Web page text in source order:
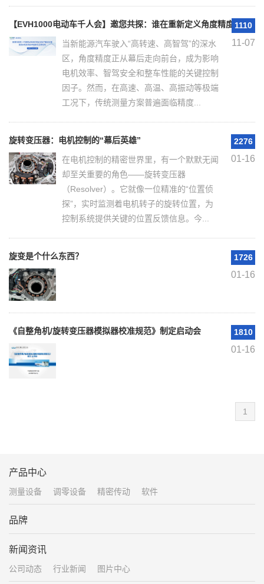
1110
11-07
【EVH1000电动车千人会】邀您共探：谁在重新定义角度精度？
当新能源汽车驶入“高转速、高智驾”的深水
区，角度精度正从幕后走向前台，成为影响
电机效率、智驾安全和整车性能的关键控制
因子。然而，在高速、高温、高振动等极端
工况下，传统测量方案普遍面临精度...
2276
01-16
旋转变压器：电机控制的“幕后英雄”
在电机控制的精密世界里，有一个默默无闻
却至关重要的角色——旋转变压器
（Resolver）。它就像一位精准的“位置侦
探”，实时监测着电机转子的旋转位置，为
控制系统提供关键的位置反馈信息。今...
1726
01-16
旋变是个什么东西？
1810
01-16
《自整角机/旋转变压器模拟器校准规范》制定启动会
1
产品中心
测量设备 调零设备 精密传动 软件
品牌
新闻资讯
公司动态 行业新闻 图片中心